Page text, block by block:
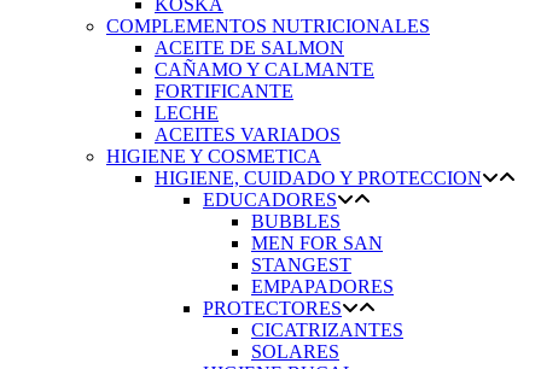
KOSKA
COMPLEMENTOS NUTRICIONALES
ACEITE DE SALMON
CAÑAMO Y CALMANTE
FORTIFICANTE
LECHE
ACEITES VARIADOS
HIGIENE Y COSMETICA
HIGIENE, CUIDADO Y PROTECCION
EDUCADORES
BUBBLES
MEN FOR SAN
STANGEST
EMPAPADORES
PROTECTORES
CICATRIZANTES
SOLARES